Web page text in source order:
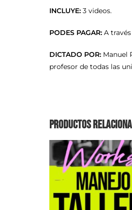
INCLUYE: 3 videos.
PODES PAGAR: A
DICTADO POR: Manuel
profesor de todas las
Productos